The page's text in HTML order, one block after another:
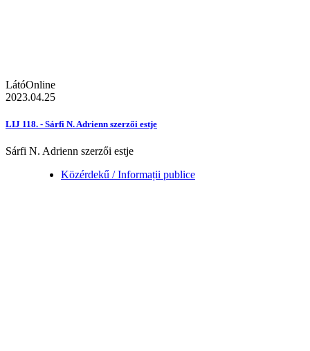
LátóOnline
2023.04.25
LIJ 118. - Sárfi N. Adrienn szerzői estje
Sárfi N. Adrienn szerzői estje
Közérdekű / Informații publice